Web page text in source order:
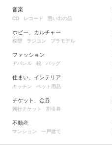
音楽
CD レコード 思い出の品
ホビー、カルチャー
模型 ラジコン プラモデル
ファッション
アパレル 靴 バッグ
住まい、インテリア
キッチン ペット用品
チケット、金券
興行チケット 割引券
不動産
マンション 一戸建て